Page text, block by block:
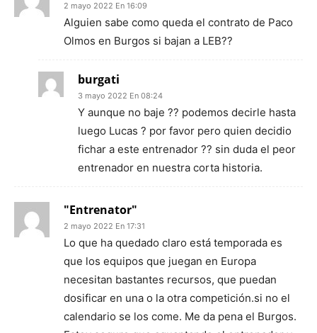
2 mayo 2022 En 16:09
Alguien sabe como queda el contrato de Paco
Olmos en Burgos si bajan a LEB??
burgati
3 mayo 2022 En 08:24
Y aunque no baje ?? podemos decirle hasta
luego Lucas ? por favor pero quien decidio
fichar a este entrenador ?? sin duda el peor
entrenador en nuestra corta historia.
"Entrenator"
2 mayo 2022 En 17:31
Lo que ha quedado claro está temporada es
que los equipos que juegan en Europa
necesitan bastantes recursos, que puedan
dosificar en una o la otra competición.si no el
calendario se los come. Me da pena el Burgos.